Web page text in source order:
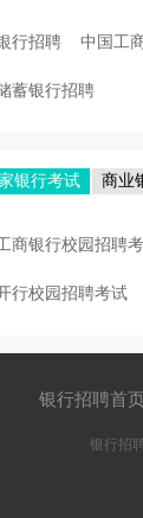
行招聘 中国工
蓄银行招聘
银行考试 商业
商银行校园招聘
行校园招聘考试
银行招聘首页
银行招